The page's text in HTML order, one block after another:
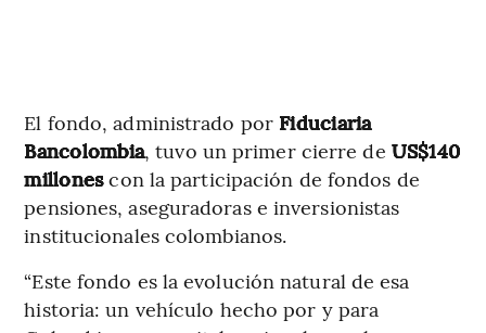
El fondo, administrado por Fiduciaria
Bancolombia, tuvo un primer cierre de US$140
millonescon la participación de fondos de
pensiones, aseguradoras e inversionistas
institucionales colombianos.
“Este fondo es la evolución natural de esa
historia: un vehículo hecho por y para